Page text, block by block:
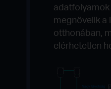
megnövelik a
otthonában,
elérhetetlen
Nagy távolság